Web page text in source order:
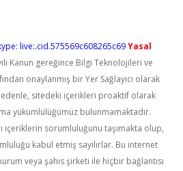
live:.cid.575569c608265c69Yasal
Kanun gereğince Bilgi Teknolojileri ve
onaylanmış bir Yer Sağlayıcı olarak
sitedeki içerikleri proaktif olarak
yükümlülüğümüz bulunmamaktadır.
içeriklerin sorumluluğunu taşımakta olup,
kabul etmiş sayılırlar. Bu internet
veya şahıs şirketi ile hiçbir bağlantısı